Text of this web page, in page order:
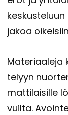
jakoa
Ma­te­ri­aa­le­ja
te­lyyn
mat­ti­lai­sil­le
vuil­ta.